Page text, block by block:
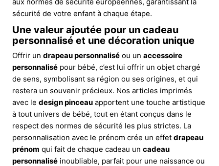
sécurité de votre enfant à chaque étape.
Une valeur ajoutée pour un cadeau
personnalisé et une décoration unique
Offrir un drapeau personnalisé ou un accessoire
personnalisé pour bébé, c’est lui offrir un objet chargé
de sens, symbolisant sa région ou ses origines, et qui
restera un souvenir précieux. Nos articles imprimés
avec le design pinceau apportent une touche artistique
à tout univers de bébé, tout en étant conçus dans le
respect des normes de sécurité les plus strictes. La
personnalisation avec le prénom crée un effet drapeau
prénom qui fait de chaque cadeau un cadeau
personnalisé inoubliable, parfait pour une naissance ou